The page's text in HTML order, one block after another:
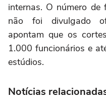
internas. O número de
não foi divulgado
apontam que os
1.000 funcionários e
estúdios.
Notícias